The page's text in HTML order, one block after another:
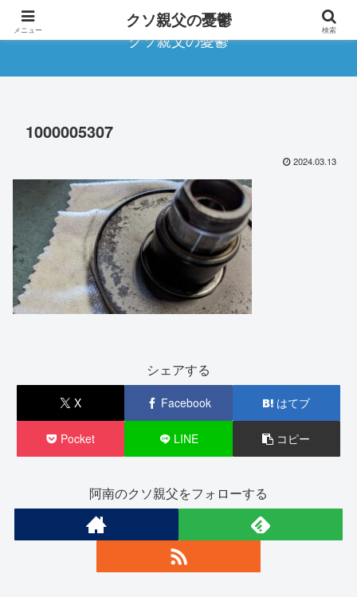
クソ親父の憂鬱
1000005307
2024.03.13
シェアする
X Facebook はてブ
Pocket LINE コピー
阿南のクソ親父をフォローする
メニュー クソ親父の憂鬱 検索